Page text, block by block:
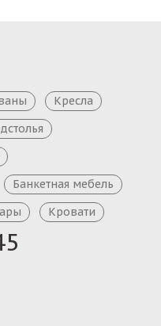
Кресла
Банкетная мебель
Кровати